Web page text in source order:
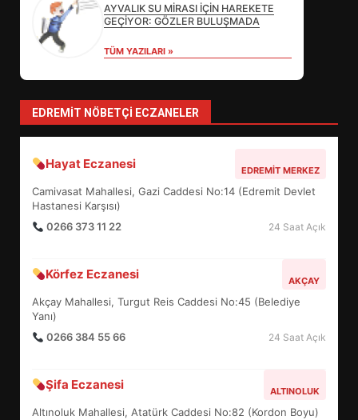
AYVALIK SU MİRASI İÇİN HAREKETE
GEÇİYOR: GÖZLER BULUŞMADA
TÜM YAZILARI »
EDREMIT NÖBETÇI ECZANELER
Hayat Eczanesi EDREMIT MERKEZ
Camivasat Mahallesi, Gazi Caddesi No:14 (Edremit Devlet
Hastanesi Karşısı)
0266 373 11 22
24 Saat Açık
Körfez Eczanesi AKÇAY
Akçay Mahallesi, Turgut Reis Caddesi No:45 (Belediye
Yanı)
0266 384 55 66
24 Saat Açık
Şifa Eczanesi ALTINOLUK
Altınoluk Mahallesi, Atatürk Caddesi No:82 (Kordon Boyu)
5
6
BURHANİYE SATRANÇ
TURNUVASI KAYITLARI NEYİ
DEĞİŞTİRİYOR?
7
YENİ YÖNETİM NASIL
1
HAREKETE GEÇİYOR: GÖZLER
BULUŞMADA